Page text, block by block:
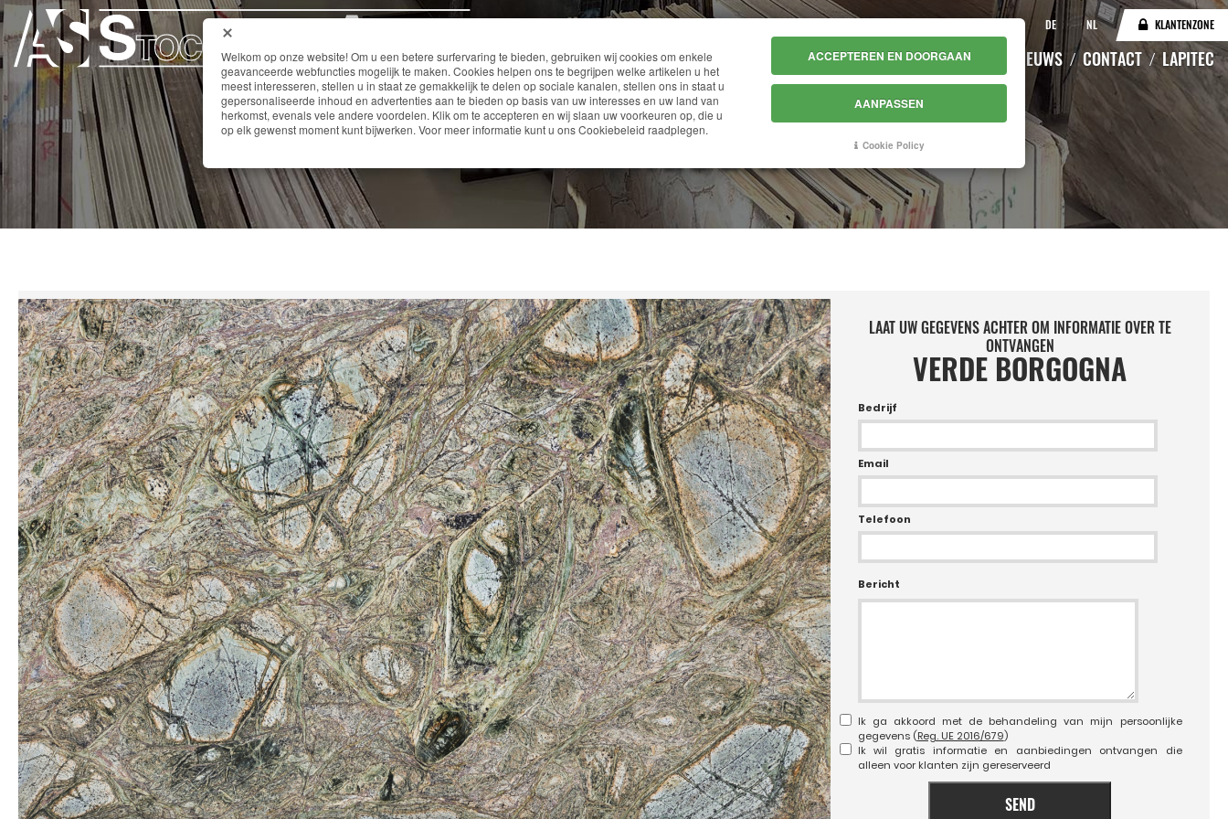
DE NL KLANTENZONE
HOME BEDRIJF CATALOGUS MAGAZIJN NIEUWS CONTACT LAPITEC
VERDE BORGOGNA
LAAT UW GEGEVENS ACHTER OM INFORMATIE OVER TE
ONTVANGEN
VERDE BORGOGNA
Bedrijf
Email
Telefoon
Bericht
Ik ga akkoord met de behandeling van mijn persoonlijke
gegevens (Reg. UE 2016/679)
Ik wil gratis informatie en aanbiedingen ontvangen die
alleen voor klanten zijn gereserveerd
SEND
Welkom op onze website! Om u een betere surfervaring te bieden, gebruiken wij cookies om enkele
geavanceerde webfuncties mogelijk te maken. Cookies helpen ons te begrijpen welke artikelen u het
meest interesseren, stellen u in staat ze gemakkelijk te delen op sociale kanalen, stellen ons in staat u
gepersonaliseerde inhoud en advertenties aan te bieden op basis van uw interesses en uw land van
herkomst, evenals vele andere voordelen. Klik om te accepteren en wij slaan uw voorkeuren op, die u
op elk gewenst moment kunt bijwerken. Voor meer informatie kunt u ons Cookiebeleid raadplegen.
ACCEPTEREN EN DOORGAAN
AANPASSEN
Cookie Policy